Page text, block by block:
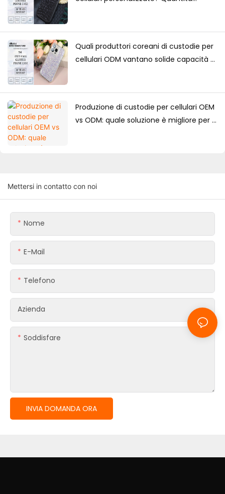
Quali produttori coreani di custodie per
cellulari ODM vantano solide capacità di
Produzione di custodie per cellulari OEM
vs ODM: quale soluzione è migliore per i
Mettersi in contatto con noi
Nome
E-Mail
Telefono
Azienda
Soddisfare
INVIA DOMANDA ORA